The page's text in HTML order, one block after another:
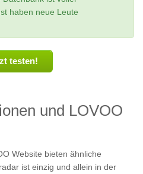
haben neue Leute
testen!
und LOVOO
Website bieten ähnliche
ist einzig und allein in der